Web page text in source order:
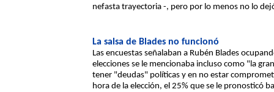
nefasta trayectoria -, pero por lo menos no lo
La salsa de Blades no funcionó
Las encuestas señalaban a Rubén Blades
elecciones se le mencionaba incluso como "la
tener "deudas" políticas y en no estar
hora de la elección, el 25% que se le pronosticó